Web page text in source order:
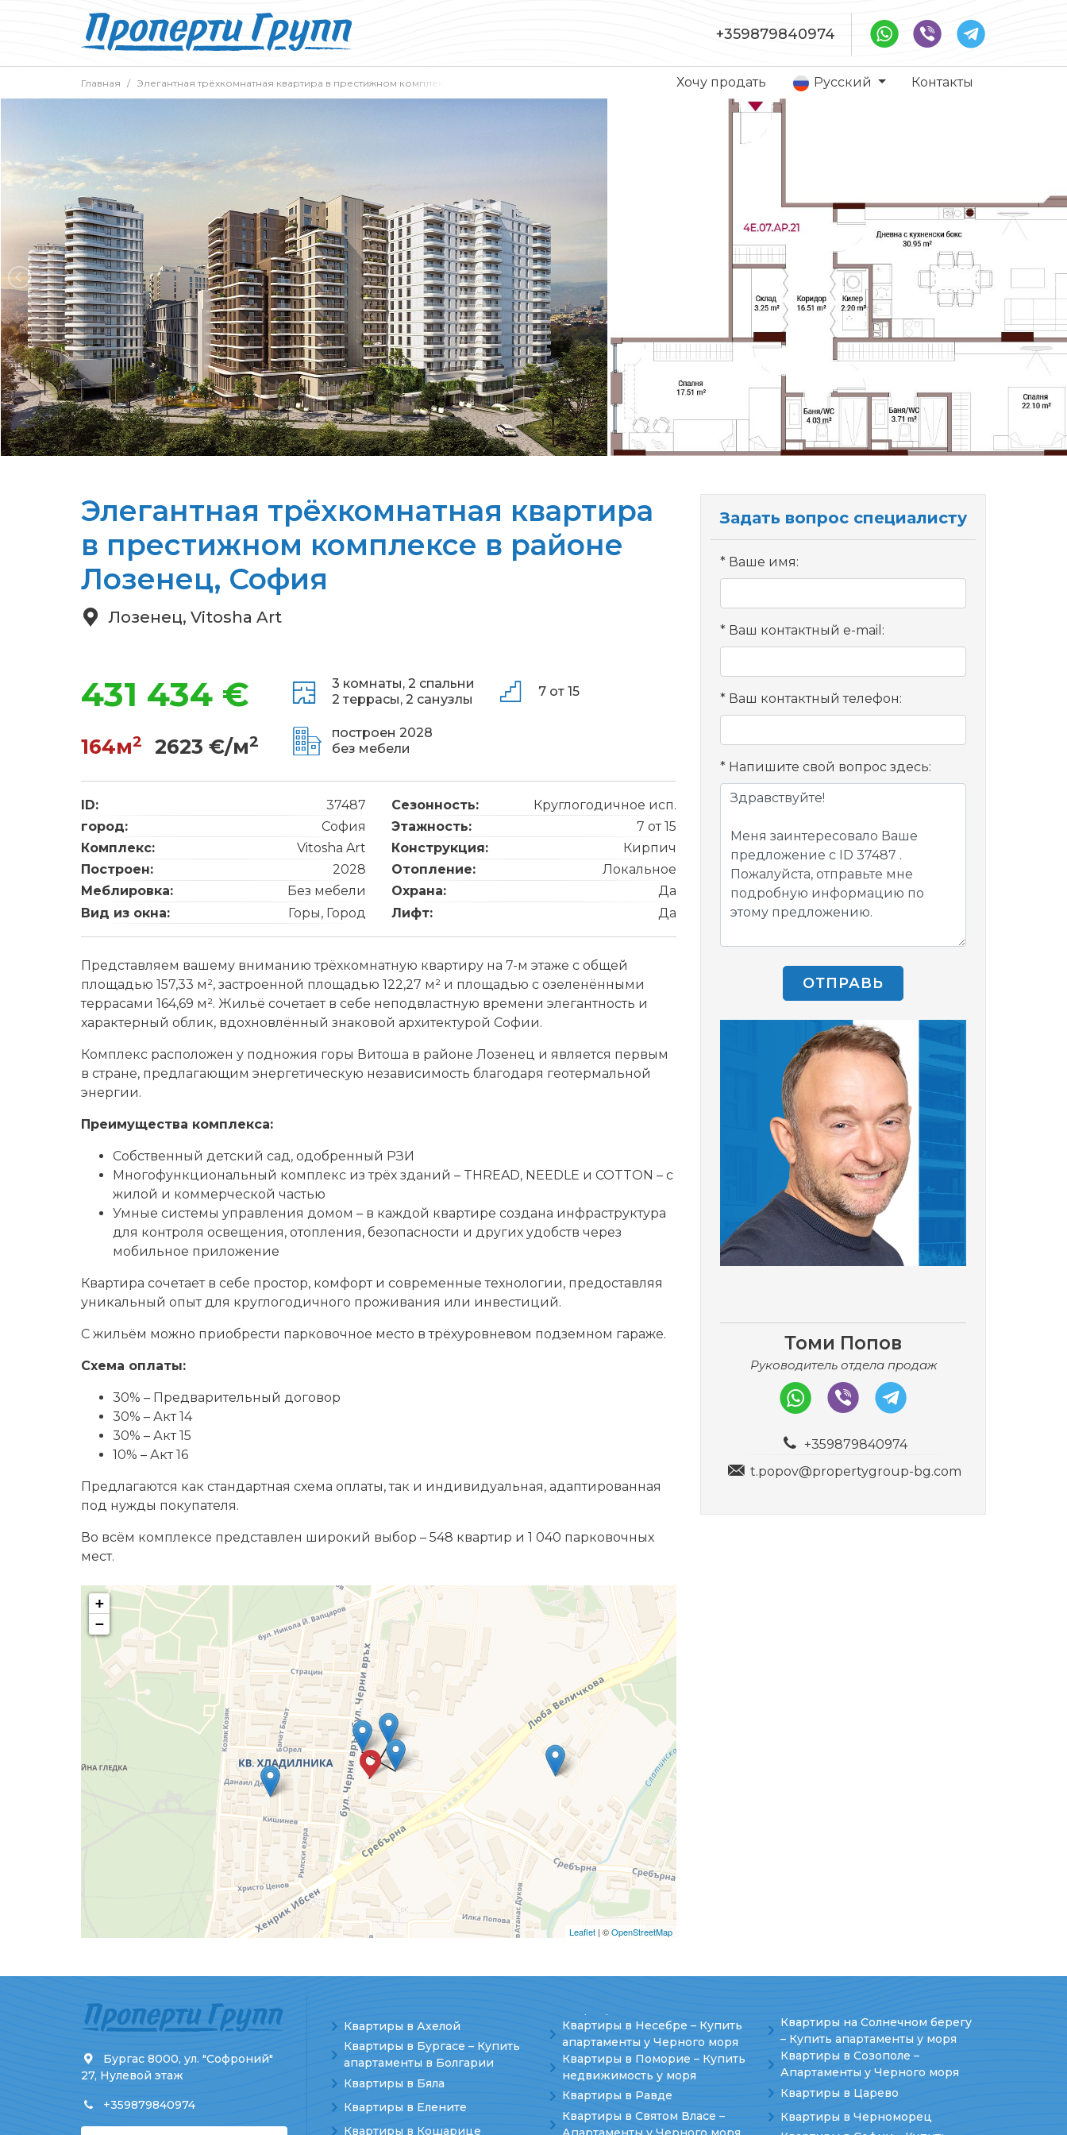
+359879840974
Главная Элегантная трёхкомнатная квартира в престижном комплексе в районе Лозенец, София Хочу продать Русский Контакты
Элегантная трёхкомнатная квартира
в престижном комплексе в районе
Лозенец, София
Лозенец, Vitosha Art
431 434 €
164м2 2623 €/м2
3 комнаты, 2 спальни
2 террасы, 2 санузлы
построен 2028
без мебели
7 от 15
ID:
37487
город:
София
Комплекс:
Vitosha Art
Построен:
2028
Меблировка:
Без мебели
Вид из окна:
Горы, Город
Сезонность:
Круглогодичное исп.
Этажность:
7 от 15
Конструкция:
Кирпич
Отопление:
Локальное
Охрана:
Да
Лифт:
Да
Представляем вашему вниманию трёхкомнатную квартиру на 7-м этаже с общей
площадью 157,33 м², застроенной площадью 122,27 м² и площадью с озеленёнными
террасами 164,69 м². Жильё сочетает в себе неподвластную времени элегантность и
характерный облик, вдохновлённый знаковой архитектурой Софии.
Комплекс расположен у подножия горы Витоша в районе Лозенец и является первым
в стране, предлагающим энергетическую независимость благодаря геотермальной
энергии.
Преимущества комплекса:
Собственный детский сад, одобренный РЗИ
Многофункциональный комплекс из трёх зданий – THREAD, NEEDLE и COTTON – с
жилой и коммерческой частью
Умные системы управления домом – в каждой квартире создана инфраструктура
для контроля освещения, отопления, безопасности и других удобств через
мобильное приложение
Квартира сочетает в себе простор, комфорт и современные технологии, предоставляя
уникальный опыт для круглогодичного проживания или инвестиций.
С жильём можно приобрести парковочное место в трёхуровневом подземном гараже.
Схема оплаты:
30% – Предварительный договор
30% – Акт 14
30% – Акт 15
10% – Акт 16
Предлагаются как стандартная схема оплаты, так и индивидуальная, адаптированная
под нужды покупателя.
Во всём комплексе представлен широкий выбор – 548 квартир и 1 040 парковочных
мест.
+
−
Leaflet | ©OpenStreetMap
Задать вопрос специалисту
Ваше имя:
Ваш контактный e-mail:
Ваш контактный телефон:
Напишите свой вопрос здесь:
ОТПРАВЬ
Томи Попов
Руководитель отдела продаж
+359879840974
t.popov@propertygroup-bg.com
Бургас 8000, ул. "Софроний"
27, Нулевой этаж
+359879840974
Квартиры в Ахелой
Квартиры в Бургасе – Купить
апартаменты в Болгарии
Квартиры в Бяла
Квартиры в Елените
Квартиры в Кошарице
Квартиры в Несебре – Купить
апартаменты у Черного моря
Квартиры в Поморие – Купить
недвижимость у моря
Квартиры в Равде
Квартиры в Святом Власе –
Квартиры на Солнечном берегу
– Купить апартаменты у моря
Квартиры в Созополе –
Апартаменты у Черного моря
Квартиры в Царево
Квартиры в Черноморец